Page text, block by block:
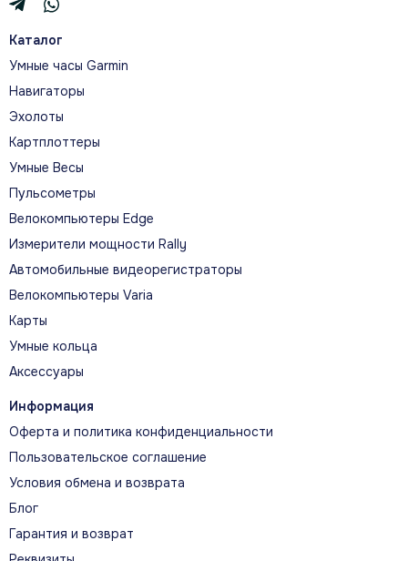
организм спокоен, испытывает нагрузку или
ДИЗАЙН И ВОЗМОЖНОСТИ
Официальная визуальная история
модели
ДОЛГАЯ АВТОНОМНАЯ РАБОТА
НЕПРЕРЫВНОГО МОНИТОРИНГА
Маленький на запястье, большие
Корпус 40 мм
Каталог
Умные часы Garmin
Навигаторы
Эхолоты
Картплоттеры
Умные Весы
Пульсометры
Велокомпьютеры Edge
Измерители мощности Rally
Автомобильные видеорегистраторы
Велокомпьютеры Varia
Карты
Умные кольца
Аксессуары
Информация
Оферта и политика конфиденциальности
Пользовательское соглашение
Условия обмена и возврата
Блог
Гарантия и возврат